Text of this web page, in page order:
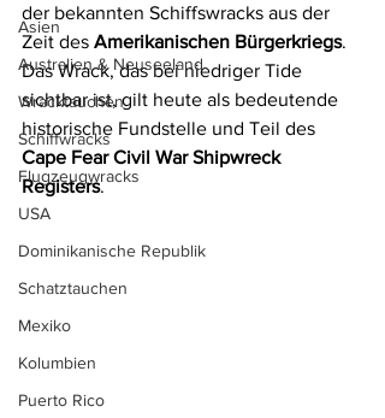
Asien
Australien & Neuseeland
Wracktauchen
Schiffwracks
Flugzeugwracks
USA
Dominikanische Republik
Schatztauchen
Mexiko
Kolumbien
Puerto Rico
der bekannten Schiffswracks aus der
Zeit des Amerikanischen Bürgerkriegs.
Das Wrack, das bei niedriger Tide
sichtbar ist, gilt heute als bedeutende
historische Fundstelle und Teil des
Cape Fear Civil War Shipwreck
Registers.